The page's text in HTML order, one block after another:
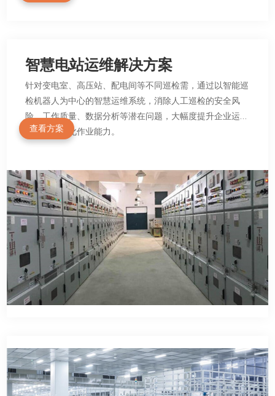
智慧电站运维解决方案
针对变电室、高压站、配电间等不同巡检需，通过以智能巡
检机器人为中心的智慧运维系统，消除人工巡检的安全风
险、工作质量、数据分析等潜在问题，大幅度提升企业运维
水平和智能化作业能力。
查看方案